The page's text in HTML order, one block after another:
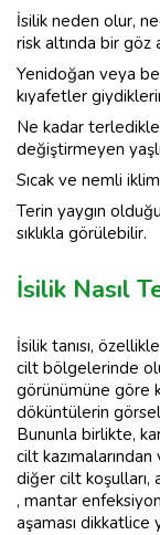
İsilik neden olur,
risk altında bir göz
Yenidoğan veya
kıyafetler
Ne kadar
değiştirmeyen
Sıcak ve nemli
Terin yaygın
sıklıkla görülebilir.
İsilik Nasıl
İsilik tanısı,
cilt bölgelerinde
görünümüne göre
döküntülerin
Bununla birlikte,
cilt
diğer cilt
, mantar
aşaması dikkatlice